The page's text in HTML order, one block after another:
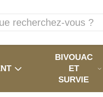
BIVOUAC
ET
SURVIE